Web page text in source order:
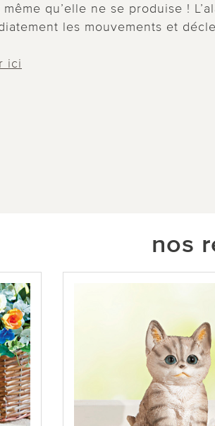
qu’elle ne se produise !
les mouvements et
ici
nos